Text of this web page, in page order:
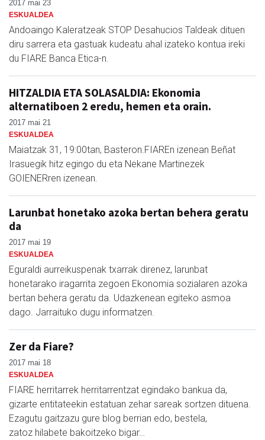
2017 mai 23
ESKUALDEA
Andoaingo Kaleratzeak STOP Desahucios Taldeak dituen
diru sarrera eta gastuak kudeatu ahal izateko kontua ireki
du FIARE Banca Etica-n.
HITZALDIA ETA SOLASALDIA: Ekonomia
alternatiboen 2 eredu, hemen eta orain.
2017 mai 21
ESKUALDEA
Maiatzak 31, 19:00tan, Basteron.FIAREn izenean Beñat
Irasuegik hitz egingo du eta Nekane Martinezek
GOIENERren izenean.
Larunbat honetako azoka bertan behera geratu
da
2017 mai 19
ESKUALDEA
Eguraldi aurreikuspenak txarrak direnez, larunbat
honetarako iragarrita zegoen Ekonomia sozialaren azoka
bertan behera geratu da. Udazkenean egiteko asmoa
dago. Jarraituko dugu informatzen.
Zer da Fiare?
2017 mai 18
ESKUALDEA
FIARE herritarrek herritarrentzat egindako bankua da,
gizarte entitateekin estatuan zehar sareak sortzen dituena.
Ezagutu gaitzazu gure blog berrian edo, bestela,
zatoz hilabete bakoitzeko bigar…